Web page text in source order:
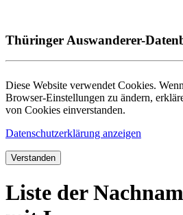
Thüringer Auswanderer-
Diese Website verwendet Cookies.
Browser-Einstellungen zu ändern,
von Cookies einverstanden.
Datenschutzerklärung anzeigen
Verstanden
Liste der